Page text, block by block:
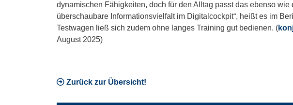
dynamischen Fähigkeiten, doch für den Alltag passt das ebenso
überschaubare Informationsvielfalt im Digitalcockpit“, heißt es im
Testwagen ließ sich zudem ohne langes Training gut bedienen. (
August 2025)
Zurück zur Übersicht!